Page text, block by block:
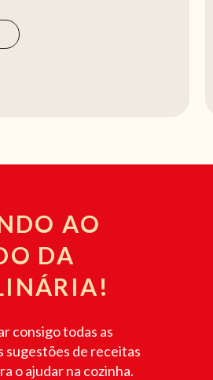
AO
DA
consigo todas as
sugestões de receitas
o ajudar na cozinha.